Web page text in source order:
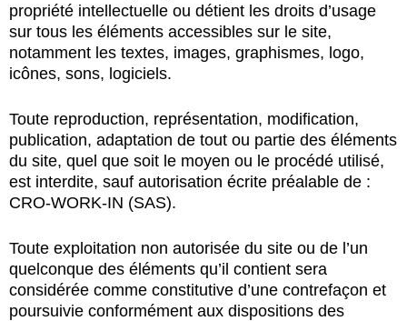
propriété intellectuelle ou détient les droits d’usage
sur tous les éléments accessibles sur le site,
notamment les textes, images, graphismes, logo,
icônes, sons, logiciels.
Toute reproduction, représentation, modification,
publication, adaptation de tout ou partie des éléments
du site, quel que soit le moyen ou le procédé utilisé,
est interdite, sauf autorisation écrite préalable de :
CRO-WORK-IN (SAS).
Toute exploitation non autorisée du site ou de l’un
quelconque des éléments qu’il contient sera
considérée comme constitutive d’une contrefaçon et
poursuivie conformément aux dispositions des